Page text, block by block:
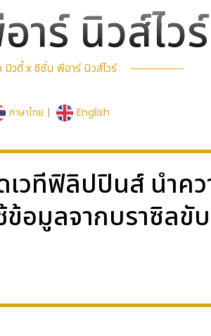
าร์ นิวส์ไวร์
บิวตี้ x ซิชั่น พีอาร์ นิวส์ไวร์
ภาษาไทย | English
วทีฟิลิปปินส์ นำค
ข้อมูลจากบราซิล